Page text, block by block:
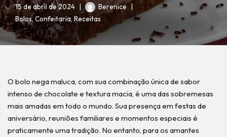
15 de abril de 2024
Berenice
Bolos, Confeitaria, Receitas
O bolo nega maluca, com sua combinação única de sabor
intenso de chocolate e textura macia, é uma das sobremesas
mais amadas em todo o mundo. Sua presença em festas de
aniversário, reuniões familiares e momentos especiais é
praticamente uma tradição. No entanto, para os amantes